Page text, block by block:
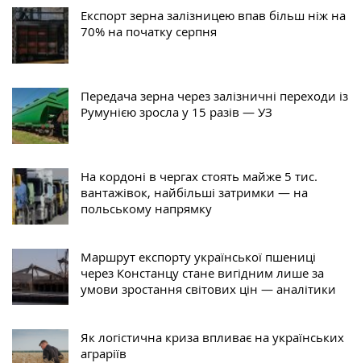
Експорт зерна залізницею впав більш ніж на
70% на початку серпня
Передача зерна через залізничні переходи із
Румунією зросла у 15 разів — УЗ
На кордоні в чергах стоять майже 5 тис.
вантажівок, найбільші затримки — на
польському напрямку
Маршрут експорту української пшениці
через Констанцу стане вигідним лише за
умови зростання світових цін — аналітики
Як логістична криза впливає на українських
аграріїв